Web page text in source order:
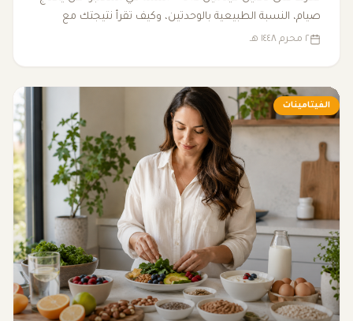
صيام، النسبة الطبيعية بالوحدتين، وكيف تقرأ نتيجتك مع
الأعراض والتحاليل الأخرى.
٢ محرم ١٤٤٨ هـ
الفيتامينات